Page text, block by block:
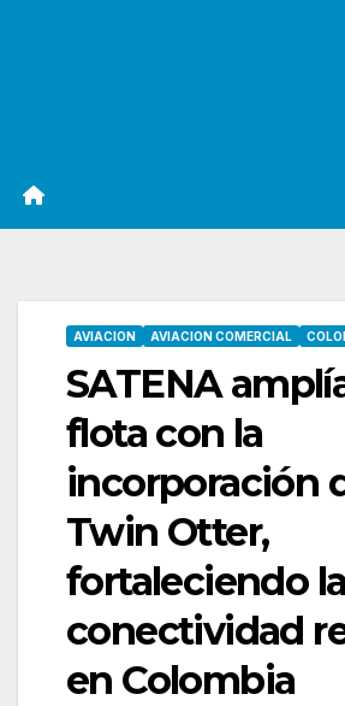
AVIACION AVIACION COMERCIAL
SATENA
flota con la
incorporación
Twin Otter,
fortaleciendo la
conectividad
en Colombia